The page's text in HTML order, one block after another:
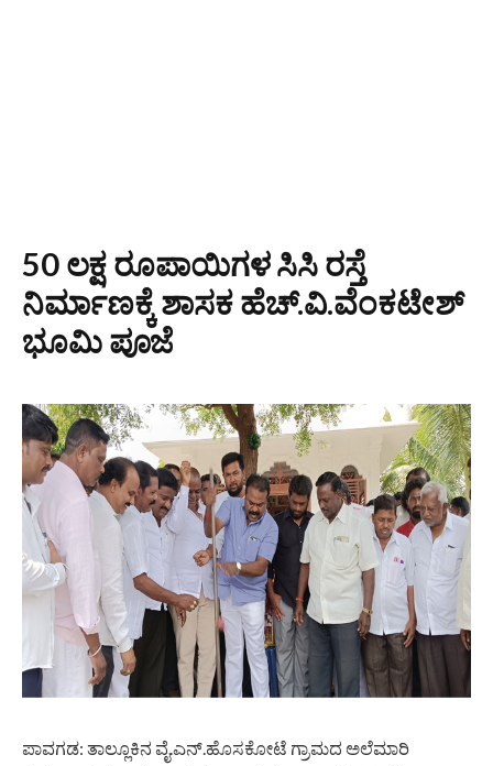
50 ಲಕ್ಷ ರೂಪಾಯಿಗಳ ಸಿಸಿ ರಸ್ತೆ
ನಿರ್ಮಾಣಕ್ಕೆ ಶಾಸಕ ಹೆಚ್.ವಿ.ವೆಂಕಟೇಶ್
ಭೂಮಿ ಪೂಜೆ
ಪಾವಗಡ: ತಾಲ್ಲೂಕಿನ ವೈ.ಎನ್.ಹೊಸಕೋಟೆ ಗ್ರಾಮದ ಅಲೆಮಾರಿ